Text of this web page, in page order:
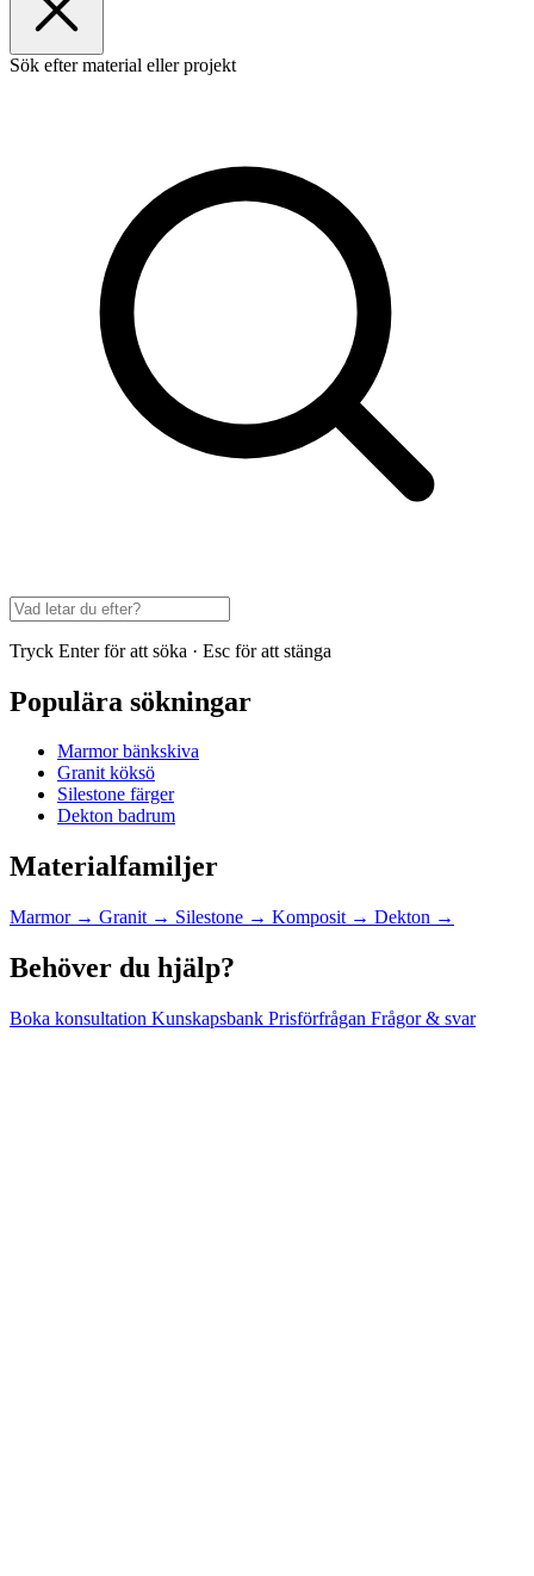
Sök efter material eller projekt
Tryck Enter för att söka · Esc för att stänga
Populära sökningar
Marmor bänkskiva
Granit köksö
Silestone färger
Dekton badrum
Materialfamiljer
Marmor → Granit → Silestone → Komposit → Dekton →
Behöver du hjälp?
Boka konsultation Kunskapsbank Prisförfrågan Frågor & svar